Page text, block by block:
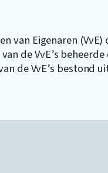
van Eigenaren
de VvE’s
de VvE’s bestond